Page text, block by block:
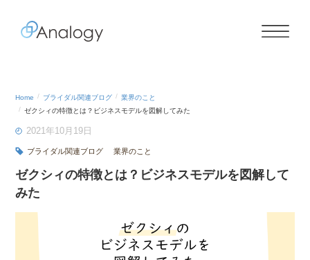
Home ブライダル関連ブログ
業界のこと
ゼクシィの特徴とは？ビジネスモデルを図解してみた
2021年10月19日
ブライダル関連ブログ 業界のこと
ゼクシィの特徴とは？ビジネスモデルを図解して
みた